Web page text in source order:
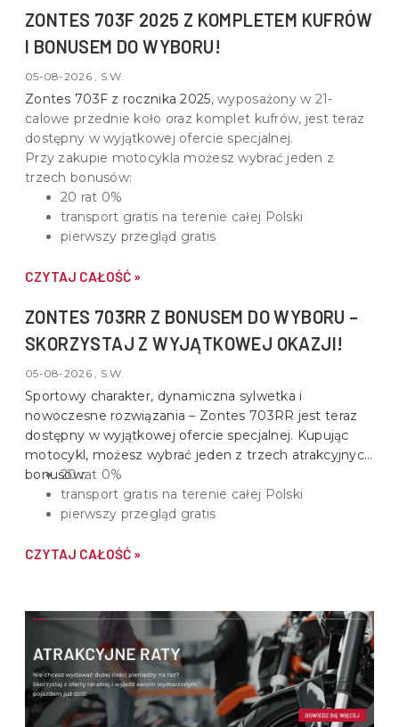
ZONTES 703F 2025 Z KOMPLETEM KUFRÓW
I BONUSEM DO WYBORU!
05-08-2026 , S.W.
Zontes 703F z rocznika 2025, wyposażony w 21-
calowe przednie koło oraz komplet kufrów, jest teraz
dostępny w wyjątkowej ofercie specjalnej.
Przy zakupie motocykla możesz wybrać jeden z
trzech bonusów:
20 rat 0%
transport gratis na terenie całej Polski
pierwszy przegląd gratis
CZYTAJ CAŁOŚĆ »
ZONTES 703RR Z BONUSEM DO WYBORU –
SKORZYSTAJ Z WYJĄTKOWEJ OKAZJI!
05-08-2026 , S.W.
Sportowy charakter, dynamiczna sylwetka i
nowoczesne rozwiązania – Zontes 703RR jest teraz
dostępny w wyjątkowej ofercie specjalnej. Kupując
motocykl, możesz wybrać jeden z trzech atrakcyjnych
bonusów:20 rat 0%
transport gratis na terenie całej Polski
pierwszy przegląd gratis
CZYTAJ CAŁOŚĆ »